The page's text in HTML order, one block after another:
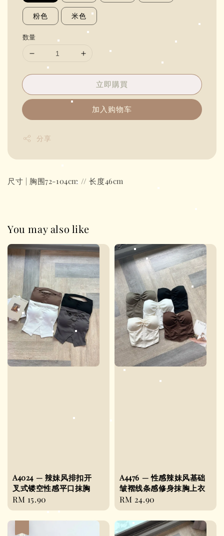
粉色 米色
数量
立即購買
加入购物车
分享
尺寸 | 胸围72-104cm // 长度46cm
You may also like
A4024 — 辣妹风排扣开
叉式镂空性感平口抹胸
Regular
price
RM 15.90
A4476 — 性感辣妹风基础
皱褶线条感修身抹胸上衣
Regular
price
RM 24.90